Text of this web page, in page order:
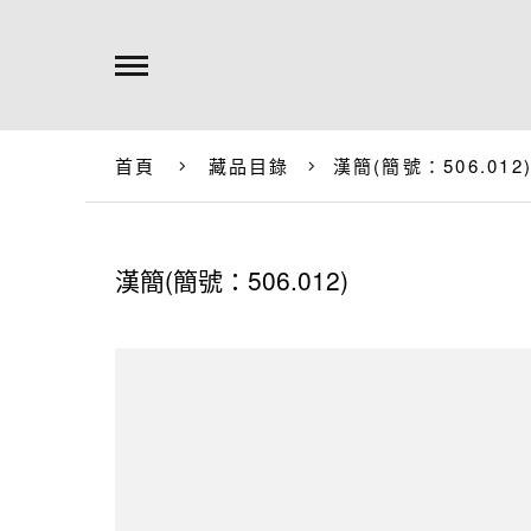
首頁 藏品目錄 漢簡(簡號：506.012)
漢簡(簡號：506.012)